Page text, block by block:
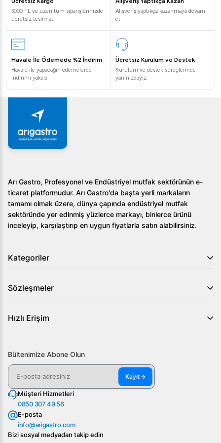
Ürün hangi malzemeden üretilmiştir?
Ana malzeme paslanmaz çelik ve satine edilmiş çelikten
üretilmiştir.
Yağ haznesi bakımından nasıl bir tasarıma sahip?
Yağ haznesi 1,5 litre kapasitelidir ve ön taraftan kolayca
çıkarılabilir.
Öztiryakiler 900 Seri Set Üstü Grill Plate Düz Gazlı ile
işinizi bir adım ileri taşıyın. Daha fazla bilgi ve teklif almak
için web sitemizi ziyaret edin!
3000 TL ve üzeri tüm siparişlerinizde
ücretsiz teslimat.
Alışveriş yaptıkça kazanmaya devam
et
Havale İle Ödemede %2 İndirim
Havale ile yapacağın ödemelerde
indirimi yakala
Ücretsiz Kurulum ve Destek
Kurulum ve destek süreçlerinde
yanınızdayız.
Arı Gastro, Profesyonel ve Endüstriyel mutfak sektörünün e-
ticaret platformudur. Arı Gastro'da başta yerli markaların
tamamı olmak üzere, dünya çapında endüstriyel mutfak
sektöründe yer edinmiş yüzlerce markayı, binlerce ürünü
inceleyip, karşılaştırıp en uygun fiyatlarla satın alabilirsiniz.
Kategoriler
Sözleşmeler
Hızlı Erişim
Bültenimize Abone Olun
Kayıt→
Müşteri Hizmetleri
0850 307 49 56
E-posta
info@arigastro.com
Bizi sosyal medyadan takip edin